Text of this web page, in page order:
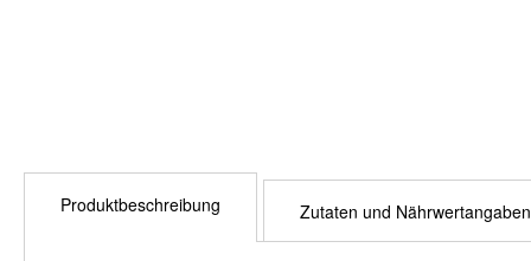
Produktbeschreibung Zutaten und Nährwertangaben